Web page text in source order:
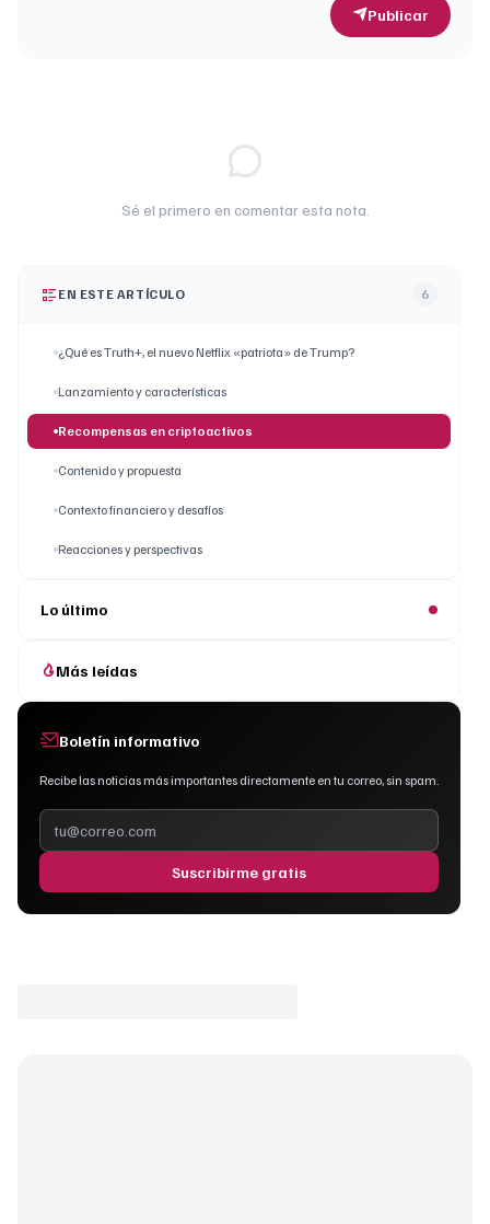
Publicar
Sé el primero en comentar esta nota.
EN ESTE ARTÍCULO 6
¿Qué es Truth+, el nuevo Netflix «patriota» de Trump?
Lanzamiento y características
Recompensas en criptoactivos
Contenido y propuesta
Contexto financiero y desafíos
Reacciones y perspectivas
Lo último
Más leídas
Boletín informativo
Recibe las noticias más importantes directamente en tu correo, sin spam.
Suscribirme gratis